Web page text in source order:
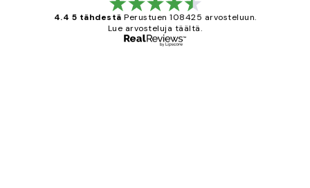
4.4 5 tähdestä Perustuen 108425 arvosteluun.
Lue arvosteluja täältä.